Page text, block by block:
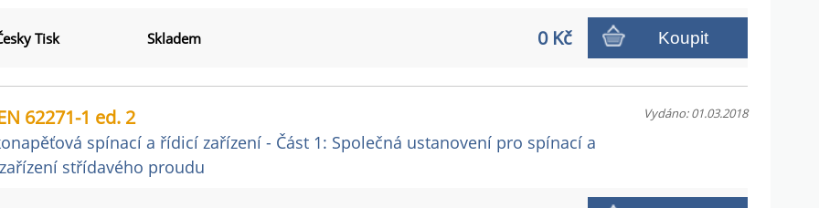
Tisk Skladem 0 Kč Koupit
62271-1 ed. 2
spínací a řídicí zařízení - Část 1: Společná ustanovení pro spínací a
střídavého proudu
Vydáno: 01.03.2018